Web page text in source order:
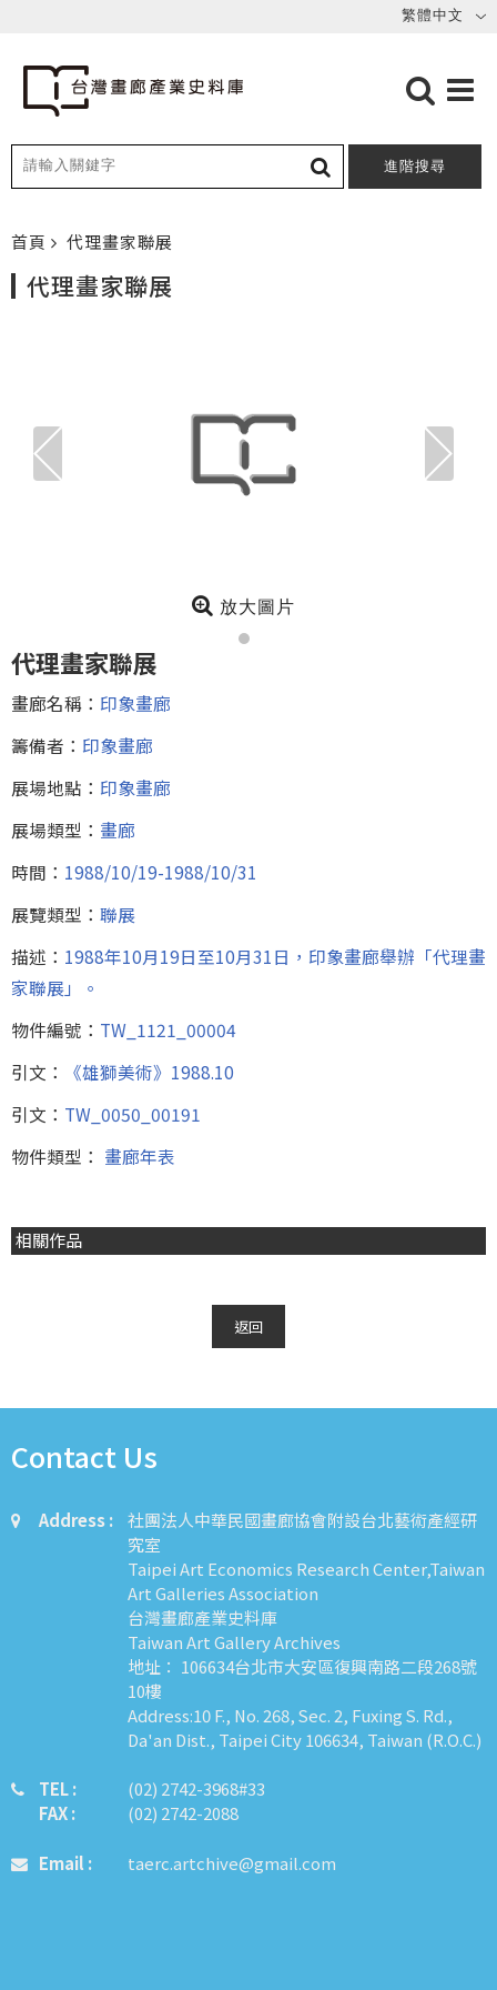
進階搜尋
首頁 代理畫家聯展
代理畫家聯展
放大圖片
代理畫家聯展
畫廊名稱： 印象畫廊
籌備者： 印象畫廊
展場地點： 印象畫廊
展場類型： 畫廊
時間： 1988/10/19-1988/10/31
展覽類型： 聯展
描述： 1988年10月19日至10月31日，印象畫廊舉辦「代理畫
家聯展」。
物件編號： TW_1121_00004
引文：
《雄獅美術》1988.10
引文： TW_0050_00191
物件類型： 畫廊年表
相關作品
返回
Contact Us
Address :
社團法人中華民國畫廊協會附設台北藝術產經研
究室
Taipei Art Economics Research Center,Taiwan
Art Galleries Association
台灣畫廊產業史料庫
Taiwan Art Gallery Archives
地址： 106634台北市大安區復興南路二段268號
10樓
Address:10 F., No. 268, Sec. 2, Fuxing S. Rd.,
Da'an Dist., Taipei City 106634, Taiwan (R.O.C.)
TEL :
FAX :
​​​​(02) 2742-3968#33
(02) 2742-2088
Email : taerc.artchive@gmail.com